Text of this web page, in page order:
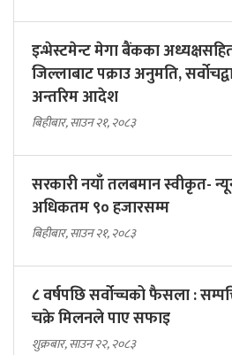
इन्भेस्टमेन्ट मेगा बैंकका
जिल्लाबाट पक्राउ अनुमति,
अन्तरिम आदेश
बिहीबार, साउन २१, २०८३
सरकारी नयाँ तलबमान स्वीकृत-
अधिकतम ९० हजारसम्म
बिहीबार, साउन २१, २०८३
८ वर्षपछि सर्वोच्चको फैसला :
चक्रे मिलनले पाए सफाइ
शुक्रबार, साउन २२, २०८३